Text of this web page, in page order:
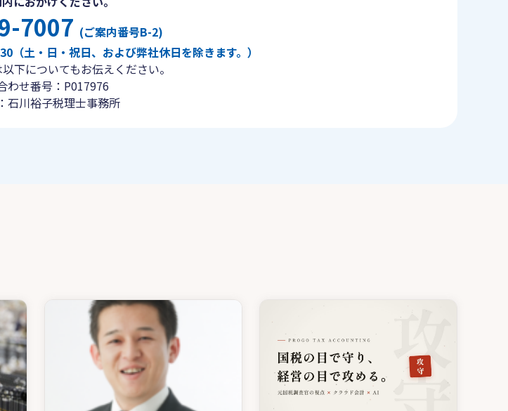
7007 (ご案内番号B-2)
（土・日・祝日、および弊社休日を除きます。）
下についてもお伝えください。
わせ番号：P017976
石川裕子税理士事務所